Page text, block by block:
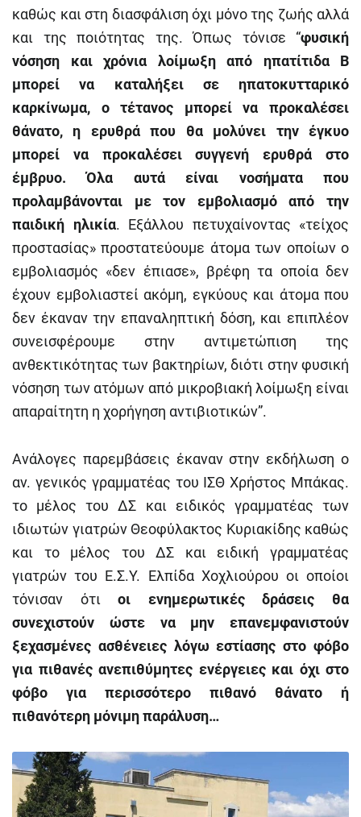
καθώς και στη διασφάλιση όχι μόνο της ζωής αλλά
και της ποιότητας της. Όπως τόνισε “φυσική
νόσηση και χρόνια λοίμωξη από ηπατίτιδα Β
μπορεί να καταλήξει σε ηπατοκυτταρικό
καρκίνωμα, ο τέτανος μπορεί να προκαλέσει
θάνατο, η ερυθρά που θα μολύνει την έγκυο
μπορεί να προκαλέσει συγγενή ερυθρά στο
έμβρυο. Όλα αυτά είναι νοσήματα που
προλαμβάνονται με τον εμβολιασμό από την
παιδική ηλικία. Εξάλλου πετυχαίνοντας «τείχος
προστασίας» προστατεύουμε άτομα των οποίων ο
εμβολιασμός «δεν έπιασε», βρέφη τα οποία δεν
έχουν εμβολιαστεί ακόμη, εγκύους και άτομα που
δεν έκαναν την επαναληπτική δόση, και επιπλέον
συνεισφέρουμε στην αντιμετώπιση της
ανθεκτικότητας των βακτηρίων, διότι στην φυσική
νόσηση των ατόμων από μικροβιακή λοίμωξη είναι
απαραίτητη η χορήγηση αντιβιοτικών”.
Ανάλογες παρεμβάσεις έκαναν στην εκδήλωση ο
αν. γενικός γραμματέας του ΙΣΘ Χρήστος Μπάκας.
το μέλος του ΔΣ και ειδικός γραμματέας των
ιδιωτών γιατρών Θεοφύλακτος Κυριακίδης καθώς
και το μέλος του ΔΣ και ειδική γραμματέας
γιατρών του Ε.Σ.Υ. Ελπίδα Χοχλιούρου οι οποίοι
τόνισαν ότιοι ενημερωτικές δράσεις θα
συνεχιστούν ώστε να μην επανεμφανιστούν
ξεχασμένες ασθένειες λόγω εστίασης στο φόβο
για πιθανές ανεπιθύμητες ενέργειες και όχι στο
φόβο για περισσότερο πιθανό θάνατο ή
πιθανότερη μόνιμη παράλυση…